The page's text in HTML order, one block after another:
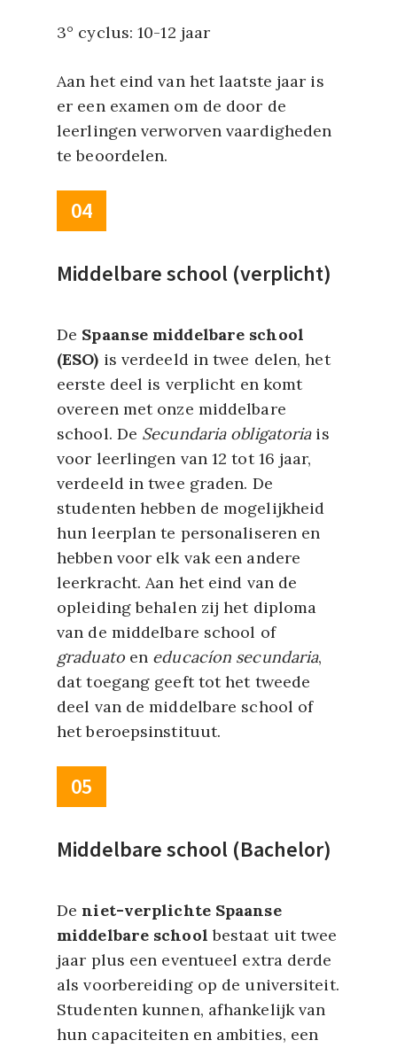
3° cyclus: 10-12 jaar
Aan het eind van het laatste jaar is
er een examen om de door de
leerlingen verworven vaardigheden
te beoordelen.
04
Middelbare school (verplicht)
De Spaanse middelbare school
(ESO) is verdeeld in twee delen, het
eerste deel is verplicht en komt
overeen met onze middelbare
school. De Secundaria obligatoriais
voor leerlingen van 12 tot 16 jaar,
verdeeld in twee graden. De
studenten hebben de mogelijkheid
hun leerplan te personaliseren en
hebben voor elk vak een andere
leerkracht. Aan het eind van de
opleiding behalen zij het diploma
van de middelbare school of
graduatoen educacíon secundaria,
dat toegang geeft tot het tweede
deel van de middelbare school of
het beroepsinstituut.
05
Middelbare school (Bachelor)
Deniet-verplichte Spaanse
middelbare school bestaat uit twee
jaar plus een eventueel extra derde
als voorbereiding op de universiteit.
Studenten kunnen, afhankelijk van
hun capaciteiten en ambities, een